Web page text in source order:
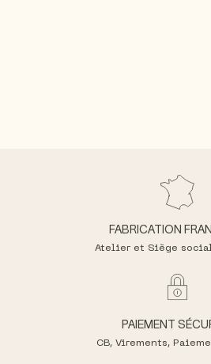
FABRICATION
Atelier et Siège social
PAIEMENT
CB, Virements,